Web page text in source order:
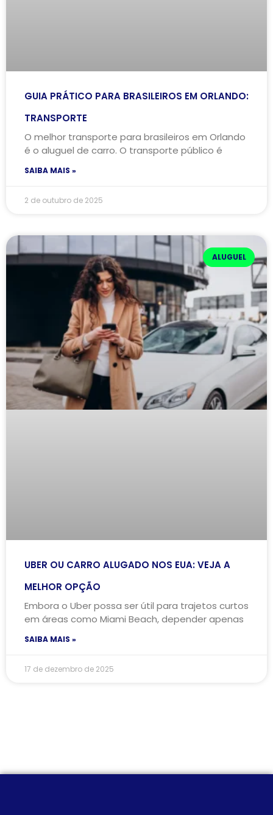
GUIA PRÁTICO PARA BRASILEIROS EM ORLANDO:
TRANSPORTE
O melhor transporte para brasileiros em Orlando
é o aluguel de carro. O transporte público é
SAIBA MAIS »
2 de outubro de 2025
ALUGUEL
UBER OU CARRO ALUGADO NOS EUA: VEJA A
MELHOR OPÇÃO
Embora o Uber possa ser útil para trajetos curtos
em áreas como Miami Beach, depender apenas
SAIBA MAIS »
17 de dezembro de 2025